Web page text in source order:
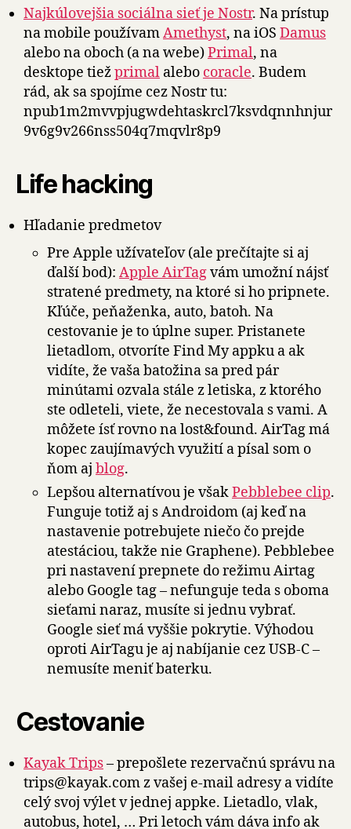
Najkúlovejšia sociálna sieť je Nostr. Na prístup
na mobile používamAmethyst, na iOS Damus
alebo na oboch (a na webe)Primal, na
desktope tiežprimal alebo coracle. Budem
rád, ak sa spojíme cez Nostr tu:
npub1m2mvvpjugwdehtaskrcl7ksvdqnnhnjur
9v6g9v266nss504q7mqvlr8p9
Life hacking
Hľadanie predmetov
Pre Apple užívateľov (ale prečítajte si aj
ďalší bod): Apple AirTagvám umožní nájsť
stratené predmety, na ktoré si ho pripnete.
Kľúče, peňaženka, auto, batoh. Na
cestovanie je to úplne super. Pristanete
lietadlom, otvoríte Find My appku a ak
vidíte, že vaša batožina sa pred pár
minútami ozvala stále z letiska, z ktorého
ste odleteli, viete, že necestovala s vami. A
môžete ísť rovno na lost&found. AirTag má
kopec zaujímavých využití a písal som o
ňom aj blog.
Lepšou alternatívou je všakPebblebee clip.
Funguje totiž aj s Androidom (aj keď na
nastavenie potrebujete niečo čo prejde
atestáciou, takže nie Graphene). Pebblebee
pri nastavení prepnete do režimu Airtag
alebo Google tag – nefunguje teda s oboma
sieťami naraz, musíte si jednu vybrať.
Google sieť má vyššie pokrytie. Výhodou
oproti AirTagu je aj nabíjanie cez USB-C –
nemusíte meniť baterku.
Cestovanie
Kayak Trips– prepošlete rezervačnú správu na
trips@kayak.com z vašej e-mail adresy a vidíte
celý svoj výlet v jednej appke. Lietadlo, vlak,
autobus, hotel, … Pri letoch vám dáva info ak